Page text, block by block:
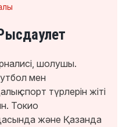
шолушы.
мен
спорт түрлерін жіті
Токио
және Қазанда